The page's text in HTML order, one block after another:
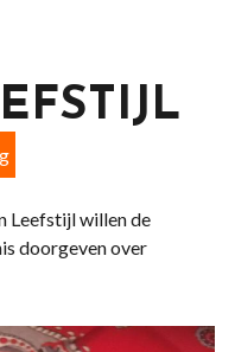
Leefstijl willen de
doorgeven over